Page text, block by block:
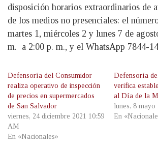
disposición horarios extraordinarios de
de los medios no presenciales: el
martes 1, miércoles 2 y lunes 7 de
m. a 2:00 p. m., y el WhatsApp 7844-
Defensoría del Consumidor
realiza operativo de inspección
de precios en supermercados
de San Salvador
viernes, 24 diciembre 2021 10:59
AM
En «Nacionales»
Defensoría
verifica
al Día de la
lunes, 8 mayo
En